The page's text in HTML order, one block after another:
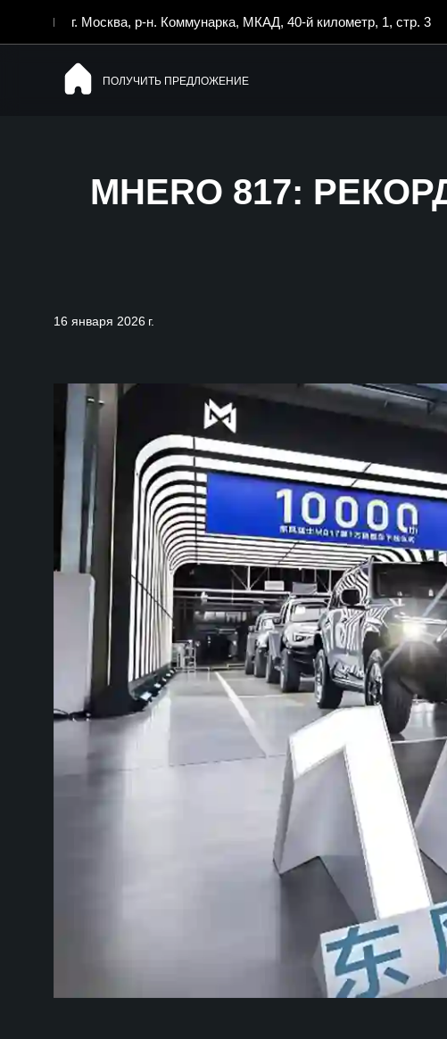
г. Москва, р-н. Коммунарка, МКАД, 40-й километр, 1, стр. 3
ПОЛУЧИТЬ ПРЕДЛОЖЕНИЕ
MHERO 817:
16 января 2026 г.